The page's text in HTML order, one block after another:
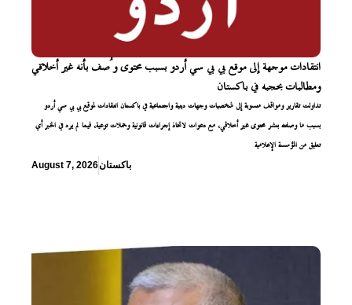
انتقادات موجهة إلى موقع بي بي سي أردو بسبب محتوى وُصف بأنه غير أخلاقي
ومطالبات بحجبه في باكستان
تداولت تقارير ومواقف منسوبة إلى شخصيات وجهات دينية واجتماعية في باكستان انتقادات لموقع بي بي سي أردو
بسبب ما وصفته بنشر محتوى غير أخلاقي، مع دعوات لاتخاذ إجراءات قانونية وحملات توعية، فيما لم يرد في الخبر أي
تعليق من المؤسسة الإعلامية
August 7, 2026باكستان